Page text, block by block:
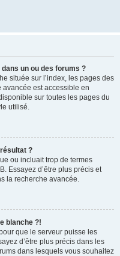
un ou des forums ?
située sur l’index, les pages des
est accessible en
sur toutes les pages du
utilisé.
?
ou incluait trop de termes
Essayez d’être plus précis et
la recherche avancée.
blanche ?!
que le serveur puisse les
d’être plus précis dans les
dans lesquels vous souhaitez